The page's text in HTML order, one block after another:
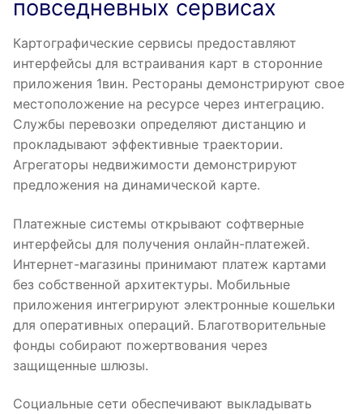
повседневных сервисах
Картографические сервисы предоставляют
интерфейсы для встраивания карт в сторонние
приложения 1вин. Рестораны демонстрируют свое
местоположение на ресурсе через интеграцию.
Службы перевозки определяют дистанцию и
прокладывают эффективные траектории.
Агрегаторы недвижимости демонстрируют
предложения на динамической карте.
Платежные системы открывают софтверные
интерфейсы для получения онлайн-платежей.
Интернет-магазины принимают платеж картами
без собственной архитектуры. Мобильные
приложения интегрируют электронные кошельки
для оперативных операций. Благотворительные
фонды собирают пожертвования через
защищенные шлюзы.
Социальные сети обеспечивают выкладывать